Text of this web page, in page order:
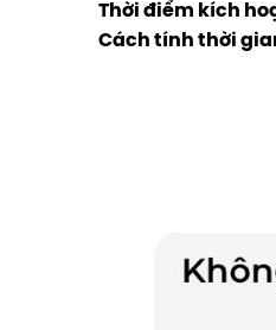
Thời điểm kích
Cách tính thời